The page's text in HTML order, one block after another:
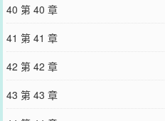
40 第 40 章
41 第 41 章
42 第 42 章
43 第 43 章